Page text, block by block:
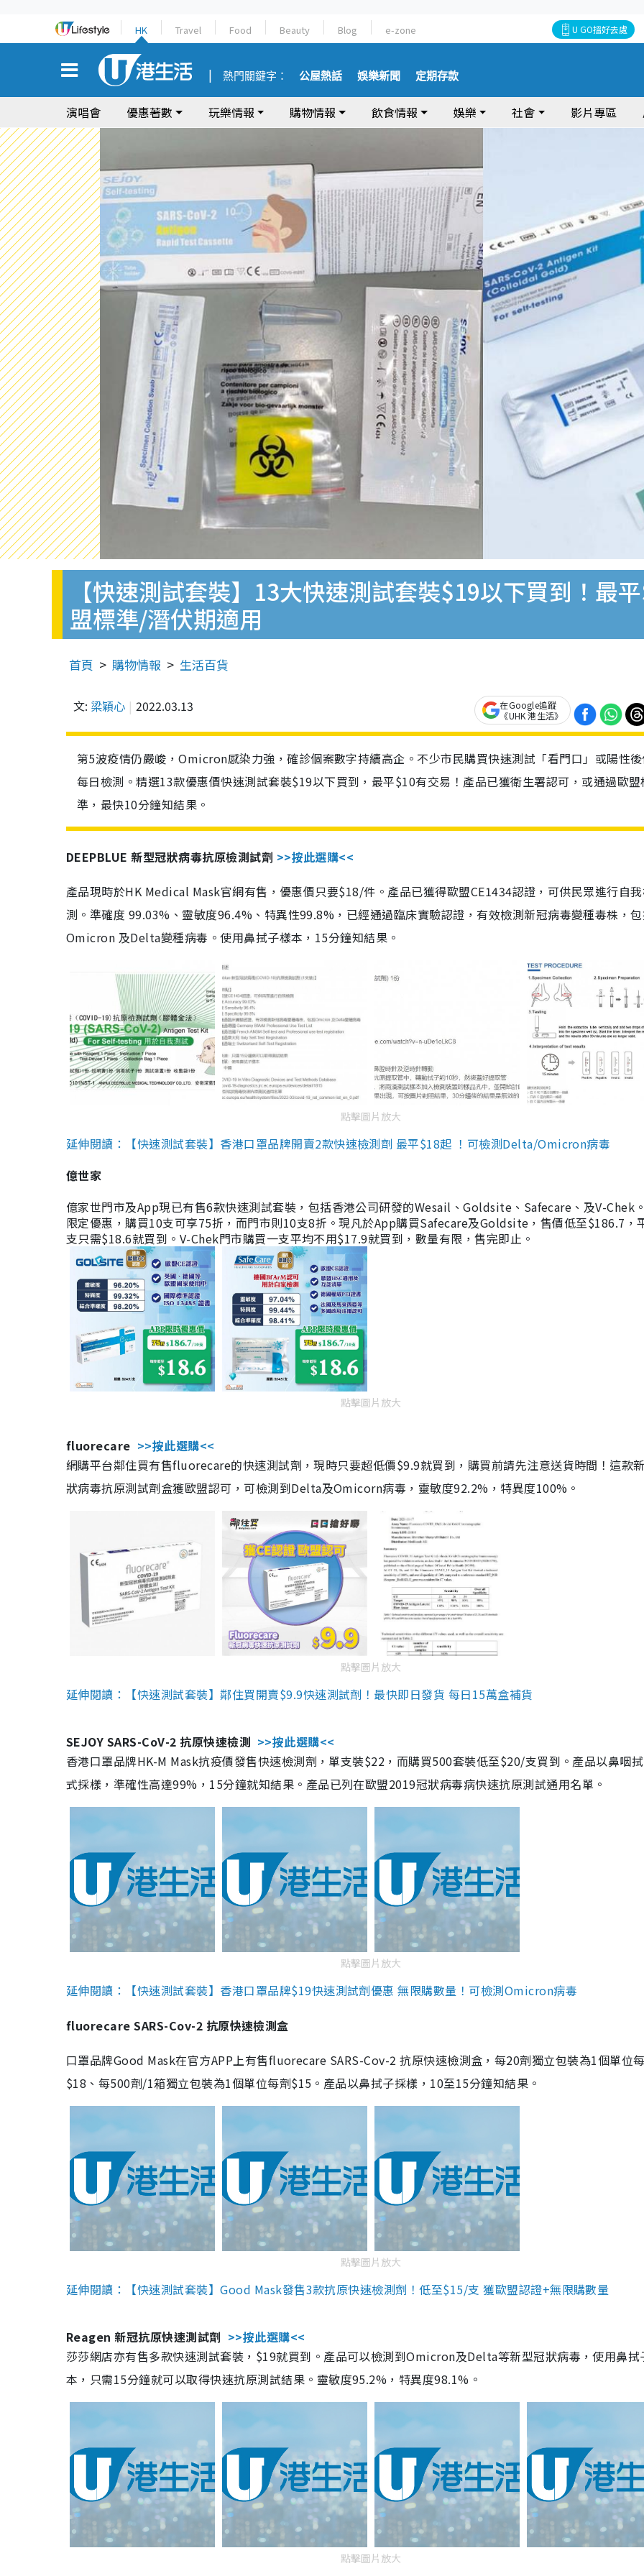
HK Travel Food Beauty Blog e-zone U GO搵好去處
熱門關鍵字： 公屋熱話 娛樂新聞 定期存款
演唱會 優惠著數 玩樂情報 購物情報 飲食情報 娛樂 社會 影片專區
【快速測試套裝】13大快速測試套裝$19以下買到！最
盟標準/潛伏期適用
首頁 購物情報 生活百貨
文: 梁穎心 2022.03.13
在Google追蹤
《UHK 港生活》
第5波疫情仍嚴峻，Omicron感染力強，確診個案數字持續高企。不少市民購買快速測試「看門口」或陽性
每日檢測。精選13款優惠價快速測試套裝$19以下買到，最平$10有交易！產品已獲衛生署認可，或通過歐盟
準，最快10分鐘知結果。
DEEPBLUE 新型冠狀病毒抗原檢測試劑 >>按此選購<<
產品現時於HK Medical Mask官網有售，優惠價只要$18/件。產品已獲得歐盟CE1434認證，可供民眾進行自
測。準確度 99.03%、靈敏度96.4%、特異性99.8%，已經通過臨床實驗認證，有效檢測新冠病毒變種毒株，
Omicron 及Delta變種病毒。使用鼻拭子樣本，15分鐘知結果。
點擊圖片放大
延伸閱讀：【快速測試套裝】香港口罩品牌開賣2款快速檢測劑 最平$18起 ！可檢測Delta/Omicron病毒
億世家
億家世門市及App現已有售6款快速測試套裝，包括香港公司研發的Wesail、Goldsite、Safecare、及V-Chek
限定優惠，購買10支可享75折，而門市則10支8折。現凡於App購買Safecare及Goldsite，售價低至$186.7，
支只需$18.6就買到。V-Chek門市購買一支平均不用$17.9就買到，數量有限，售完即止。
點擊圖片放大
fluorecare >>按此選購<<
網購平台鄰住買有售fluorecare的快速測試劑，現時只要超低價$9.9就買到，購買前請先注意送貨時間！這款
狀病毒抗原測試劑盒獲歐盟認可，可檢測到Delta及Omicorn病毒，靈敏度92.2%，特異度100%。
點擊圖片放大
延伸閱讀：【快速測試套裝】鄰住買開賣$9.9快速測試劑！最快即日發貨 每日15萬盒補貨
SEJOY SARS-CoV-2 抗原快速檢測 >>按此選購<<
香港口罩品牌HK-M Mask抗疫價發售快速檢測劑，單支裝$22，而購買500套裝低至$20/支買到。產品以鼻咽
式採樣，準確性高達99%，15分鐘就知結果。產品已列在歐盟2019冠狀病毒病快速抗原測試通用名單。
點擊圖片放大
延伸閱讀：【快速測試套裝】香港口罩品牌$19快速測試劑優惠 無限購數量！可檢測Omicron病毒
fluorecare SARS-Cov-2 抗原快速檢測盒
口罩品牌Good Mask在官方APP上有售fluorecare SARS-Cov-2 抗原快速檢測盒，每20劑獨立包裝為1個單位
$18、每500劑/1箱獨立包裝為1個單位每劑$15。產品以鼻拭子採樣，10至15分鐘知結果。
點擊圖片放大
延伸閱讀：【快速測試套裝】Good Mask發售3款抗原快速檢測劑！低至$15/支 獲歐盟認證+無限購數量
Reagen 新冠抗原快速測試劑 >>按此選購<<
莎莎網店亦有售多款快速測試套裝，$19就買到。產品可以檢測到Omicron及Delta等新型冠狀病毒，使用鼻拭
本，只需15分鐘就可以取得快速抗原測試結果。靈敏度95.2%，特異度98.1%。
點擊圖片放大